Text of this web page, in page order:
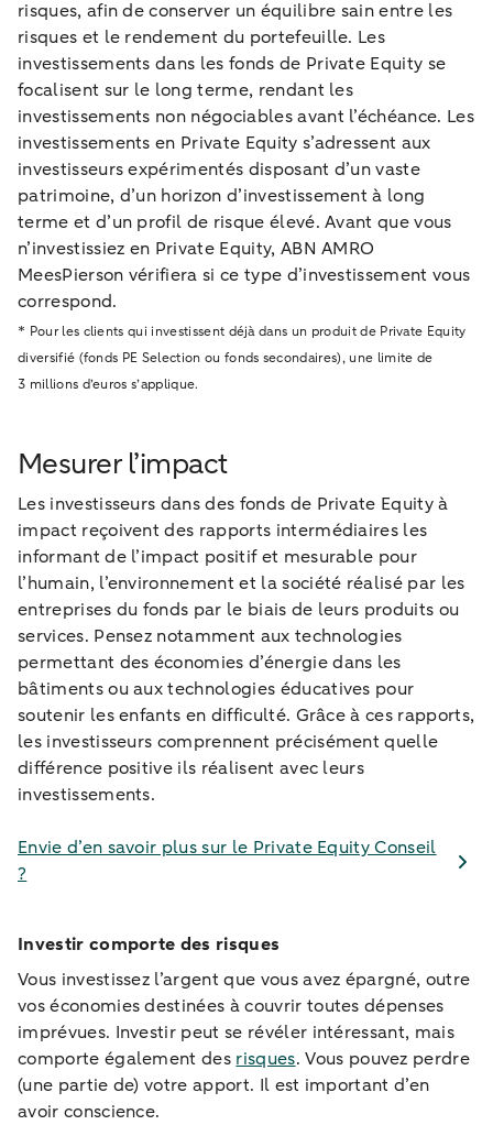
risques, afin de conserver un équilibre sain entre les
risques et le rendement du portefeuille. Les
investissements dans les fonds de Private Equity se
focalisent sur le long terme, rendant les
investissements non négociables avant l’échéance. Les
investissements en Private Equity s’adressent aux
investisseurs expérimentés disposant d’un vaste
patrimoine, d’un horizon d’investissement à long
terme et d’un profil de risque élevé. Avant que vous
n’investissiez en Private Equity, ABN AMRO
MeesPierson vérifiera si ce type d’investissement vous
correspond.
* Pour les clients qui investissent déjà dans un produit de Private Equity
diversifié (fonds PE Selection ou fonds secondaires), une limite de
3 millions d’euros s’applique.
Mesurer l’impact
Les investisseurs dans des fonds de Private Equity à
impact reçoivent des rapports intermédiaires les
informant de l’impact positif et mesurable pour
l’humain, l’environnement et la société réalisé par les
entreprises du fonds par le biais de leurs produits ou
services. Pensez notamment aux technologies
permettant des économies d’énergie dans les
bâtiments ou aux technologies éducatives pour
soutenir les enfants en difficulté. Grâce à ces rapports,
les investisseurs comprennent précisément quelle
différence positive ils réalisent avec leurs
investissements.
Envie d’en savoir plus sur le Private Equity Conseil
?
Investir comporte des risques
Vous investissez l’argent que vous avez épargné, outre
vos économies destinées à couvrir toutes dépenses
imprévues. Investir peut se révéler intéressant, mais
comporte également des risques. Vous pouvez perdre
(une partie de) votre apport. Il est important d’en
avoir conscience.